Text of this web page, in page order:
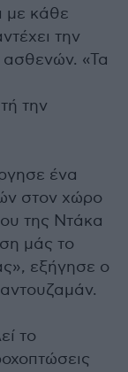
με κάθε
την
ασθενών. «Τα
την
ένα
στον χώρο
της Ντάκα
μάς το
εξήγησε ο
το